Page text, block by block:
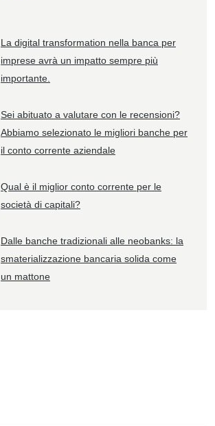
La digital transformation nella banca per
imprese avrà un impatto sempre più
importante.
Sei abituato a valutare con le recensioni?
Abbiamo selezionato le migliori banche per
il conto corrente aziendale
Qual è il miglior conto corrente per le
società di capitali?
Dalle banche tradizionali alle neobanks: la
smaterializzazione bancaria solida come
un mattone